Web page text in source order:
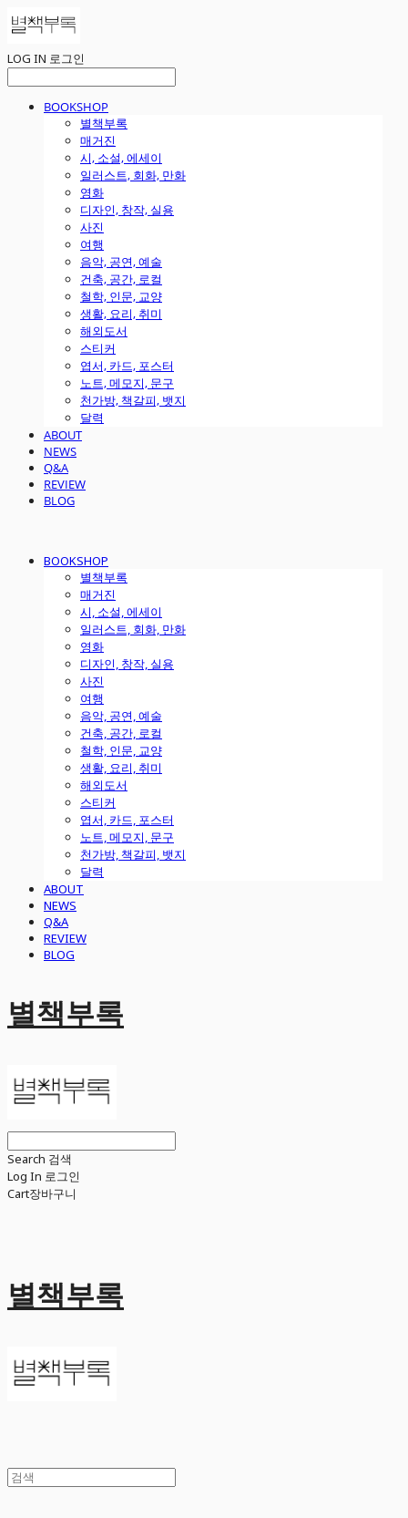
LOG IN 로그인
BOOKSHOP
별책부록
매거진
시, 소설, 에세이
일러스트, 회화, 만화
영화
디자인, 창작, 실용
사진
여행
음악, 공연, 예술
건축, 공간, 로컬
철학, 인문, 교양
생활, 요리, 취미
해외도서
스티커
엽서, 카드, 포스터
노트, 메모지, 문구
천가방, 책갈피, 뱃지
달력
ABOUT
NEWS
Q&A
REVIEW
BLOG
BOOKSHOP
별책부록
매거진
시, 소설, 에세이
일러스트, 회화, 만화
영화
디자인, 창작, 실용
사진
여행
음악, 공연, 예술
건축, 공간, 로컬
철학, 인문, 교양
생활, 요리, 취미
해외도서
스티커
엽서, 카드, 포스터
노트, 메모지, 문구
천가방, 책갈피, 뱃지
달력
ABOUT
NEWS
Q&A
REVIEW
BLOG
별책부록
Search 검색
Log In 로그인
Cart장바구니
별책부록